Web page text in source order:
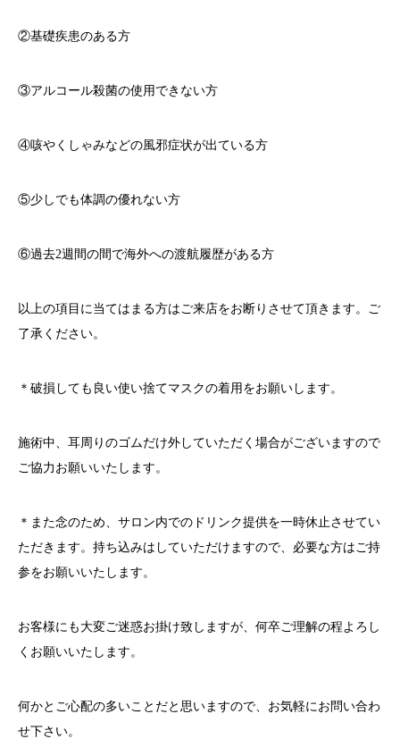
②基礎疾患のある方
③アルコール殺菌の使用できない方
④咳やくしゃみなどの風邪症状が出ている方
⑤少しでも体調の優れない方
⑥過去2週間の間で海外への渡航履歴がある方
以上の項目に当てはまる方はご来店をお断りさせて頂きます。ご
了承ください。
＊破損しても良い使い捨てマスクの着用をお願いします。
施術中、耳周りのゴムだけ外していただく場合がございますので
ご協力お願いいたします。
＊また念のため、サロン内でのドリンク提供を一時休止させてい
ただきます。持ち込みはしていただけますので、必要な方はご持
参をお願いいたします。
お客様にも大変ご迷惑お掛け致しますが、何卒ご理解の程よろし
くお願いいたします。
何かとご心配の多いことだと思いますので、お気軽にお問い合わ
せ下さい。